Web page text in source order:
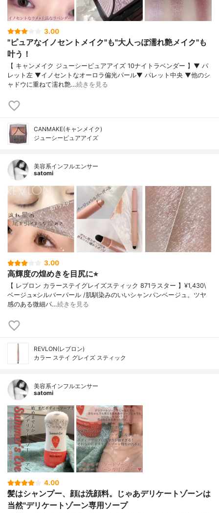
3.00
"ピュアなイノセントメイク"も"大人っぽ濡れ艶メイク"も
叶う！
【 キャンメイク ジューシーピュアアイズ 10ナイトラベンダー 】▼ パ
レット左 ▼イノセントなオーロラ偏光パール▼ パレット中央 ▼他のシ
ャドウに重ねて濡れ艶…続きを見る
CANMAKE(キャンメイク)
ジューシーピュアアイズ
美容系インフルエンサー
satomi
3.00
高輝度の煌めきを目尻に⭐︎
【 レブロン カラーステイグレイズスティック 871ラスター 】¥1,430\
ベージュ×シルバーパール /肌馴染みのいいシャンパンベージュ。ツヤ
感のある微細パ…続きを見る
REVLON(レブロン)
カラー ステイ グレイズ スティック
美容系インフルエンサー
satomi
4.00
髪はシャンプー、顔は洗顔料。じゃあデリケートゾーンは
当然"デリケートゾーン専用ソープ